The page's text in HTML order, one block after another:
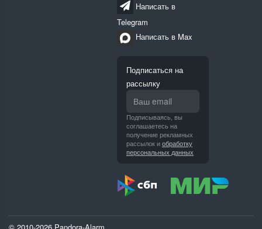
Написать в
Telegram
Написать в Max
Подписаться на
рассылку
Подписываясь, вы
соглашаетесь на
получение рекламных
рассылок иобработку
персональных данных